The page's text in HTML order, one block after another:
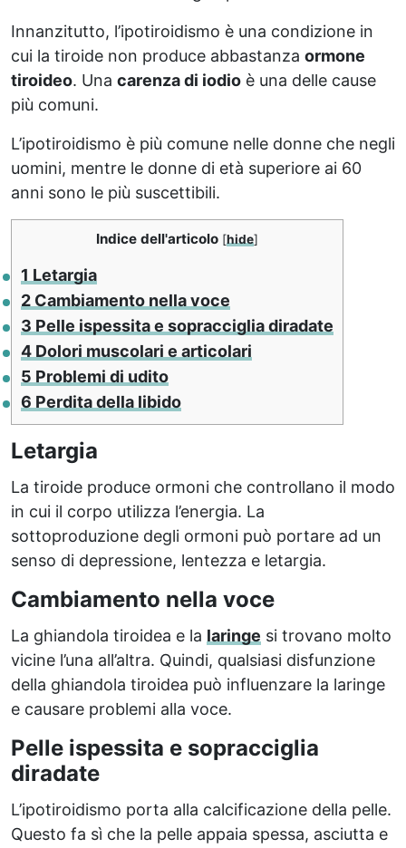
Innanzitutto, l’ipotiroidismo è una condizione in
cui la tiroide non produce abbastanza ormone
tiroideo. Una carenza di iodio è una delle cause
più comuni.
L’ipotiroidismo è più comune nelle donne che negli
uomini, mentre le donne di età superiore ai 60
anni sono le più suscettibili.
Indice dell'articolo [hide]
1 Letargia
2 Cambiamento nella voce
3 Pelle ispessita e sopracciglia diradate
4 Dolori muscolari e articolari
5 Problemi di udito
6 Perdita della libido
Letargia
La tiroide produce ormoni che controllano il modo
in cui il corpo utilizza l’energia. La
sottoproduzione degli ormoni può portare ad un
senso di depressione, lentezza e letargia.
Cambiamento nella voce
La ghiandola tiroidea e la laringe si trovano molto
vicine l’una all’altra. Quindi, qualsiasi disfunzione
della ghiandola tiroidea può influenzare la laringe
e causare problemi alla voce.
Pelle ispessita e sopracciglia
diradate
L’ipotiroidismo porta alla calcificazione della pelle.
Questo fa sì che la pelle appaia spessa, asciutta e